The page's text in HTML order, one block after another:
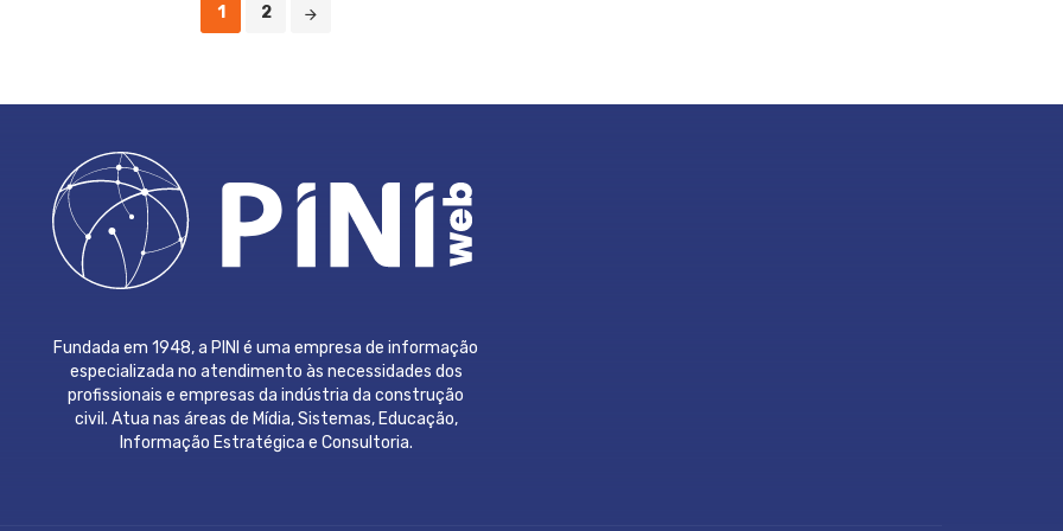
1 2
Fundada em 1948, a PINI é uma empresa de informação
especializada no atendimento às necessidades dos
profissionais e empresas da indústria da construção
civil. Atua nas áreas de Mídia, Sistemas, Educação,
Informação Estratégica e Consultoria.